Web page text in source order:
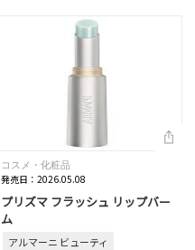
コスメ・化粧品
発売日：2026.05.08
プリズマ フラッシュ リップバー
ム
アルマーニ ビューティ